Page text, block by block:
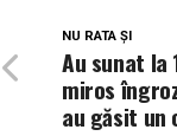
NU RATA ȘI
Au sunat la
miros
au găsit un